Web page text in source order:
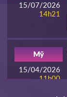
15/07/2026
14h21
15/04/2026
11h00
Mỹ